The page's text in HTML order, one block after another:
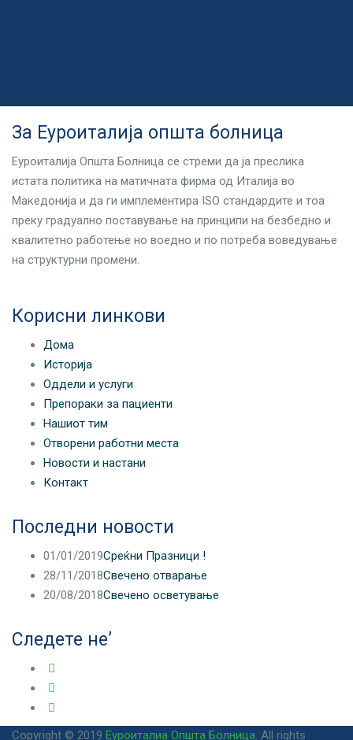
За Еуроиталија општа болница
Еуроиталија Општа Болница се стреми да ја преслика
истата политика на матичната фирма од Италија во
Македонија и да ги имплементира ISO стандардите и тоа
преку градуално поставување на принципи на безбедно и
квалитетно работење но воедно и по потреба воведување
на структурни промени.
Корисни линкови
Дома
Историја
Оддели и услуги
Препораки за пациенти
Нашиот тим
Отворени работни места
Новости и настани
Контакт
Последни новости
01/01/2019Среќни Празници !
28/11/2018Свечено отварање
20/08/2018Свечено осветување
Следете не’
Copyright © 2019 Еуроиталиа Општа Болница. All rights